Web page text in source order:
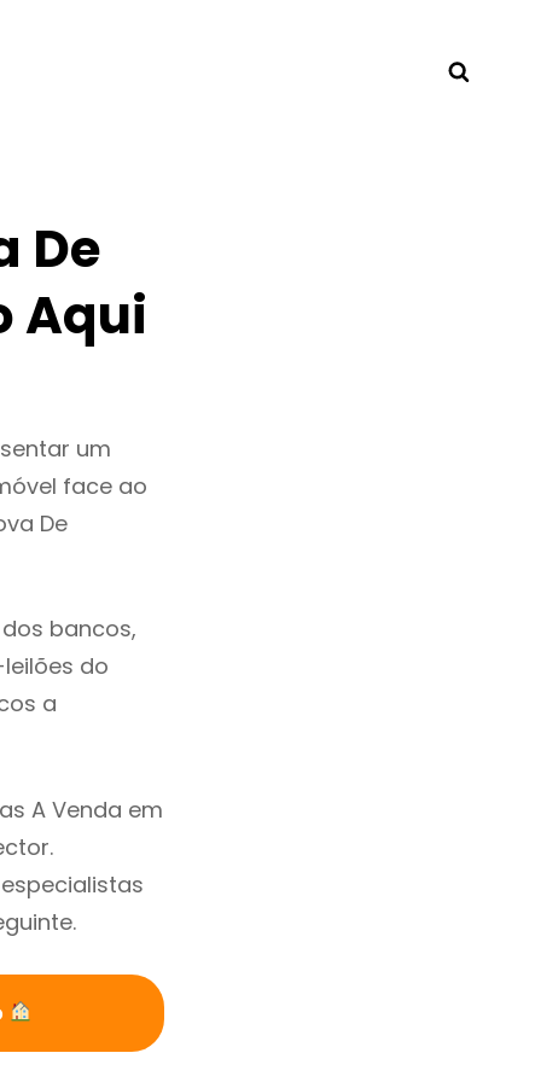
De
Aqui
um
face ao
De
bancos,
do
a
A Venda em